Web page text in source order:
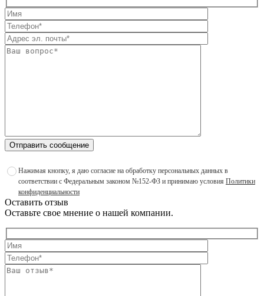
Отправить сообщение
Нажимая кнопку, я даю согласие на обработку персональных данных в
соответствии с Федеральным законом №152-ФЗ и принимаю условия Политики
конфиденциальности
Оставить отзыв
Оставьте свое мнение о нашей компании.